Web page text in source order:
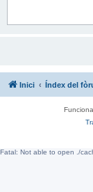
Inici Índex del
Fatal: Not able to open ./